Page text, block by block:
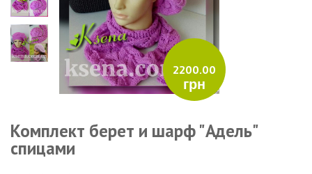
2200.00
грн
Комплект берет и шарф "Адель"
спицами